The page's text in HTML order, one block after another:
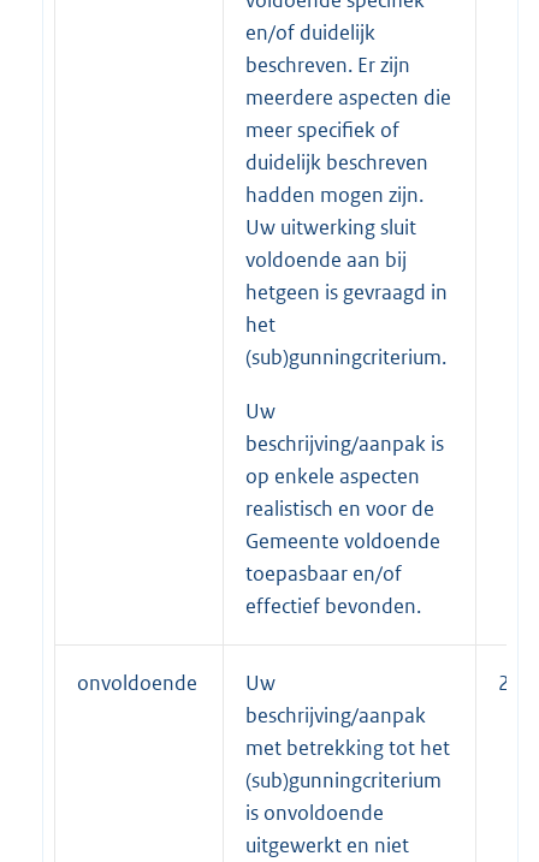
en/of duidelijk
beschreven. Er zijn
meerdere aspecten die
meer specifiek of
duidelijk beschreven
hadden mogen zijn.
Uw uitwerking sluit
voldoende aan bij
hetgeen is gevraagd in
het
(sub)gunningcriterium.
Uw
beschrijving/aanpak is
op enkele aspecten
realistisch en voor de
Gemeente voldoende
toepasbaar en/of
effectief bevonden.
onvoldoende
Uw
beschrijving/aanpak
met betrekking tot het
(sub)gunningcriterium
is onvoldoende
uitgewerkt en niet